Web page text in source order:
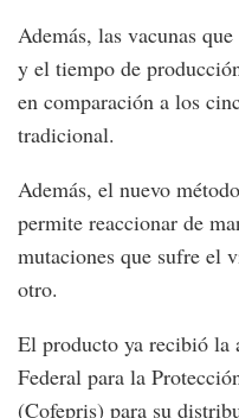
Además, las vacunas
y el tiempo de
en comparación a los
tradicional.
Además, el nuevo
permite reaccionar de
mutaciones que sufre el
otro.
El producto ya recibió la
Federal para la
(Cofepris) para su